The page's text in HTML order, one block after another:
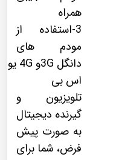
همراه
3-استفاده از
مودم های
دانگل 3Gو 4G یو
اس بی
تلویزیون و
گیرنده دیجیتال
به صورت پیش
فرض، شما برای